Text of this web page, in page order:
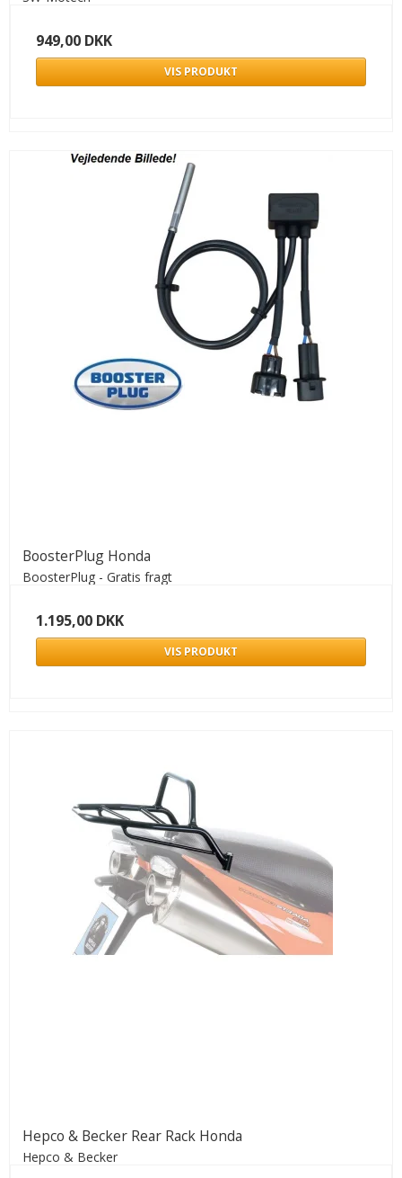
949,00 DKK
VIS PRODUKT
BoosterPlug Honda
BoosterPlug - Gratis fragt
1.195,00 DKK
VIS PRODUKT
Hepco & Becker Rear Rack Honda
Hepco & Becker